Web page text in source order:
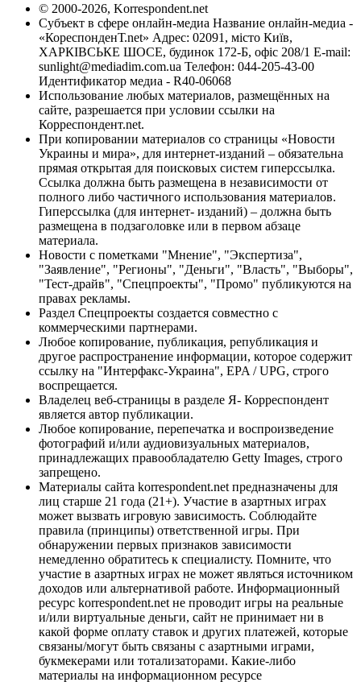
© 2000-2026, Korrespondent.net
Субъект в сфере онлайн-медиа Название онлайн-медиа -
«КореспонденТ.net» Адрес: 02091, місто Київ,
ХАРКІВСЬКЕ ШОСЕ, будинок 172-Б, офіс 208/1 E-mail:
sunlight@mediadim.com.ua Телефон: 044-205-43-00
Идентификатор медиа - R40-06068
Использование любых материалов, размещённых на
сайте, разрешается при условии ссылки на
Корреспондент.net.
При копировании материалов со страницы «Новости
Украины и мира», для интернет-изданий – обязательна
прямая открытая для поисковых систем гиперссылка.
Ссылка должна быть размещена в независимости от
полного либо частичного использования материалов.
Гиперссылка (для интернет- изданий) – должна быть
размещена в подзаголовке или в первом абзаце
материала.
Новости с пометками "Мнение", "Экспертиза",
"Заявление", "Регионы", "Деньги", "Власть", "Выборы",
"Тест-драйв", "Спецпроекты", "Промо" публикуются на
правах рекламы.
Раздел Спецпроекты создается совместно с
коммерческими партнерами.
Любое копирование, публикация, републикация и
другое распространение информации, которое содержит
ссылку на "Интерфакс-Украина", EPA / UPG, строго
воспрещается.
Владелец веб-страницы в разделе Я- Корреспондент
является автор публикации.
Любое копирование, перепечатка и воспроизведение
фотографий и/или аудиовизуальных материалов,
принадлежащих правообладателю Getty Images, строго
запрещено.
Материалы сайта korrespondent.net предназначены для
лиц старше 21 года (21+). Участие в азартных играх
может вызвать игровую зависимость. Соблюдайте
правила (принципы) ответственной игры. При
обнаружении первых признаков зависимости
немедленно обратитесь к специалисту. Помните, что
участие в азартных играх не может являться источником
доходов или альтернативой работе. Информационный
ресурс korrespondent.net не проводит игры на реальные
и/или виртуальные деньги, сайт не принимает ни в
какой форме оплату ставок и других платежей, которые
связаны/могут быть связаны с азартными играми,
букмекерами или тотализаторами. Какие-либо
материалы на информационном ресурсе